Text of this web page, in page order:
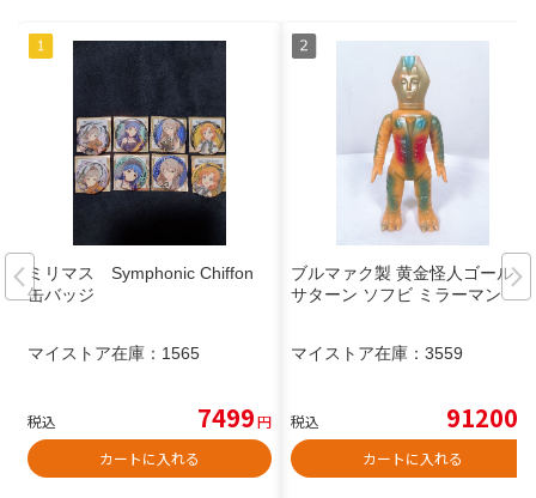
ミリマス Symphonic Chiffon
缶バッジ
マイストア在庫： 1565
税込 7499円
カートに入れる
ブルマァク製 黄金怪人ゴールド
サターン ソフビ ミラーマン
マイストア在庫： 3559
税込 91200
カートに入れる